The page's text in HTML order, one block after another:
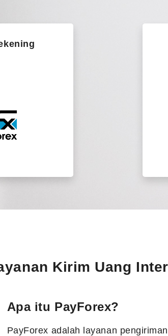
Kirim Uang
Apa itu PayForex?
PayForex adalah layanan